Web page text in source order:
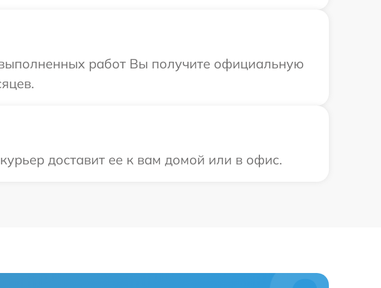
работ Вы получите официальную
доставит ее к вам домой или в офис.